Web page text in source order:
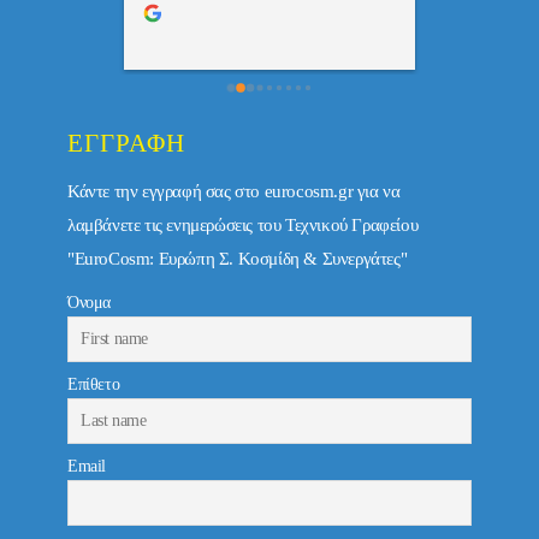
ΕΓΓΡΑΦΉ
Κάντε την εγγραφή σας στο eurocosm.gr για να
λαμβάνετε τις ενημερώσεις του Τεχνικού Γραφείου
"EuroCosm: Ευρώπη Σ. Κοσμίδη & Συνεργάτες"
Όνομα
Επίθετο
Email